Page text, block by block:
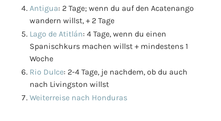
Antigua: 2 Tage; wenn du auf den Acatenango
wandern willst, + 2 Tage
Lago de Atitlán: 4 Tage, wenn du einen
Spanischkurs machen willst + mindestens 1
Woche
Rio Dulce: 2-4 Tage, je nachdem, ob du auch
nach Livingston willst
Weiterreise nach Honduras